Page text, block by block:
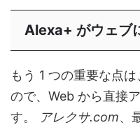
Alexa+ がウェブ
もう 1 つの重要な点
ので、Web から直接
す。
アレクサ.com、